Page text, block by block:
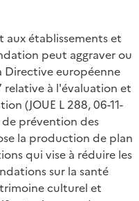
aux établissements et
peut aggraver ou
Directive européenne
à l'évaluation et
(JOUE L 288, 06-11-
prévention des
la production de plan
qui vise à réduire les
sur la santé
culturel et